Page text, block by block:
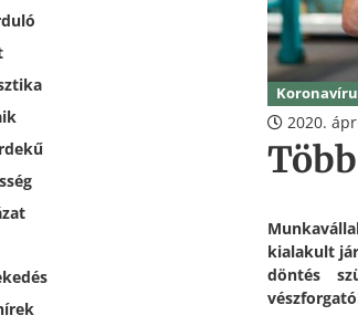
2020.
kialakult
döntés